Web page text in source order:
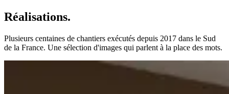
Réalisations.
Plusieurs centaines de chantiers exécutés depuis 2017 dans le Sud
de la France. Une sélection d'images qui parlent à la place des mots.